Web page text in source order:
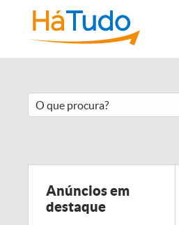
Anúncios em
destaque